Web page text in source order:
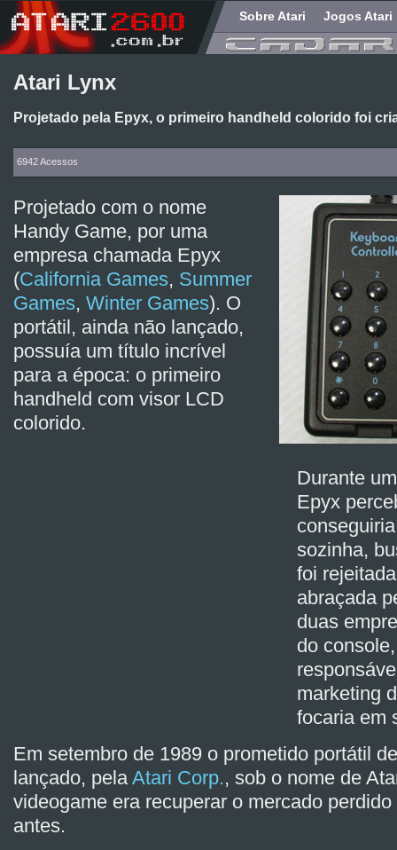
Sobre Atari Jogos Atari
Atari Lynx
Projetado pela Epyx, o primeiro handheld colorido foi
6942 Acessos
Projetado com o nome
Handy Game, por uma
empresa chamada Epyx
(California Games, Summer
Games, Winter Games). O
portátil, ainda não lançado,
possuía um título incrível
para a época: o primeiro
handheld com visor LCD
colorido.
Durante
Epyx
sozinha,
foi
abraçada
duas
do
marketing
focaria em
Em setembro de 1989 o prometido portátil
lançado, pelaAtari Corp., sob o nome de
videogame era recuperar o mercado
antes.